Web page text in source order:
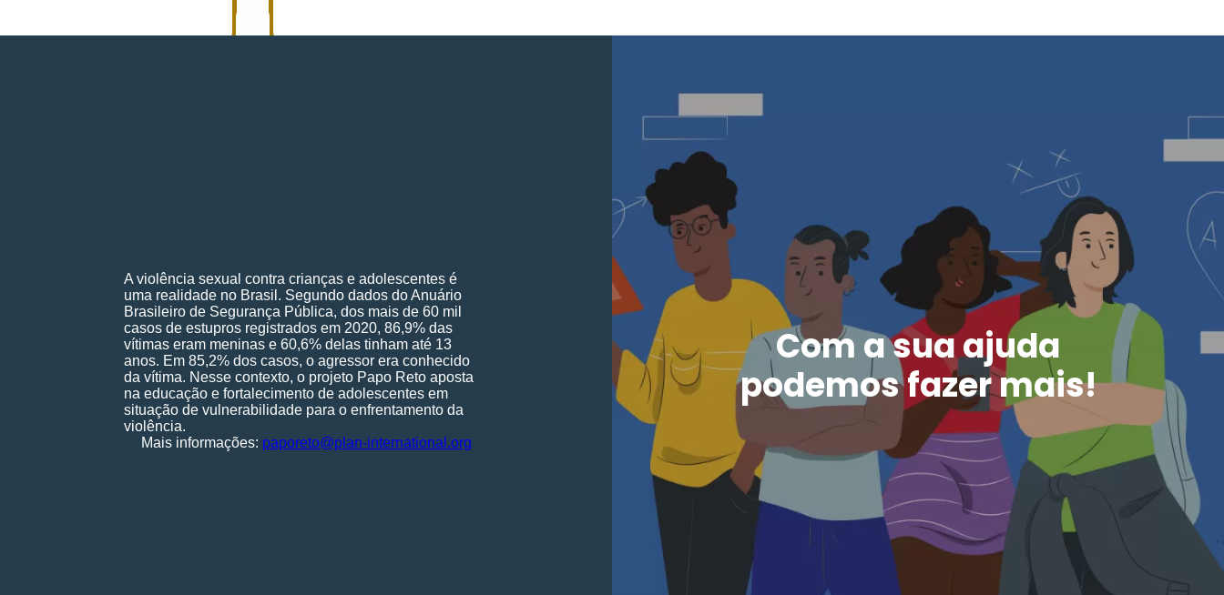
A violência sexual contra crianças e adolescentes é
uma realidade no Brasil. Segundo dados do Anuário
Brasileiro de Segurança Pública, dos mais de 60 mil
casos de estupros registrados em 2020, 86,9% das
vítimas eram meninas e 60,6% delas tinham até 13
anos. Em 85,2% dos casos, o agressor era conhecido
da vítima. Nesse contexto, o projeto Papo Reto aposta
na educação e fortalecimento de adolescentes em
situação de vulnerabilidade para o enfrentamento da
violência.
Mais informações: paporeto@plan-international.org
Com a sua ajuda
podemos fazer mais!